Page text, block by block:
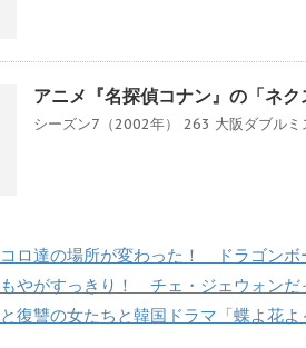
アニメ『名探偵コナン』の「ネ
シーズン7（2002年） 263 大阪ダブル
ロ達の場所が変わった！ ドラゴンボ
やがすっきり！ チェ・ジェウォン
復讐の女たちと韓国ドラマ「蝶よ花よ